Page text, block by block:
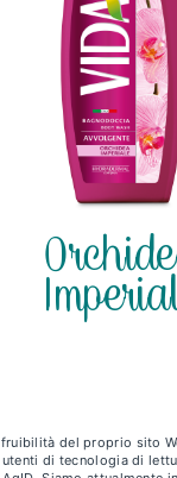
del proprio sito
di tecnologia di